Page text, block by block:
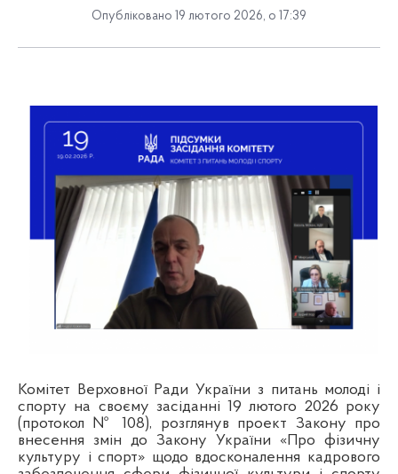
Опубліковано 19 лютого 2026, о 17:39
Комітет Верховної Ради України з питань молоді і
спорту на своєму засіданні 19 лютого 2026 року
(протокол № 108), розглянув проект Закону про
внесення змін до Закону України «Про фізичну
культуру і спорт» щодо вдосконалення кадрового